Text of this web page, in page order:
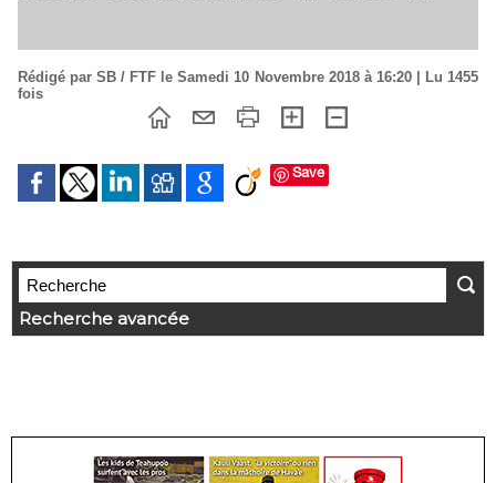
Rédigé par SB / FTF le Samedi 10 Novembre 2018 à 16:20 | Lu 1455
fois
Save
Recherche avancée